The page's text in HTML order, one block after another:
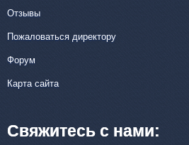
Отзывы
Пожаловаться директору
Форум
Карта сайта
Свяжитесь с нами: